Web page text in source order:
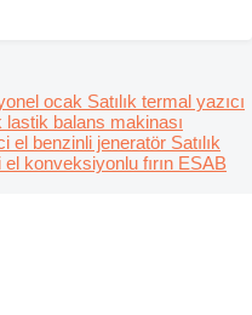
ocak Satılık termal yazıcı
lastik balans makinası
el benzinli jeneratör Satılık
el konveksiyonlu fırın ESAB